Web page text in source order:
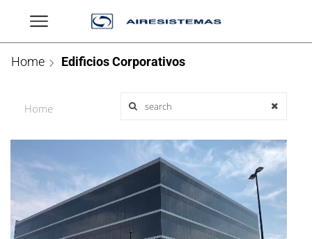
Home Edificios Corporativos
Home